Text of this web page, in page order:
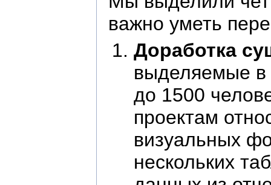
важно уметь
Доработка
выделяемые в
до 1500
проектам
визуальных
нескольких